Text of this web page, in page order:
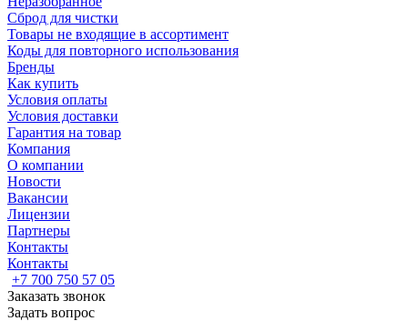
Сброд для чистки
Товары не входящие в ассортимент
Коды для повторного использования
Бренды
Как купить
Условия оплаты
Условия доставки
Гарантия на товар
Компания
О компании
Новости
Вакансии
Лицензии
Партнеры
Контакты
Контакты
+7 700 750 57 05
Заказать звонок
Задать вопрос